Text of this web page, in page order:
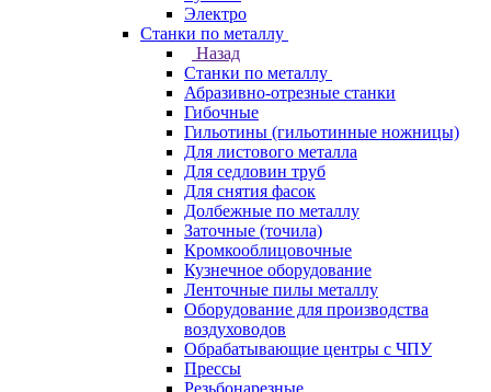
Электро
Станки по металлу
Назад
Станки по металлу
Абразивно-отрезные станки
Гибочные
Гильотины (гильотинные ножницы)
Для листового металла
Для седловин труб
Для снятия фасок
Долбежные по металлу
Заточные (точила)
Кромкооблицовочные
Кузнечное оборудование
Ленточные пилы металлу
Оборудование для производства
воздуховодов
Обрабатывающие центры с ЧПУ
Прессы
Резьбонарезные